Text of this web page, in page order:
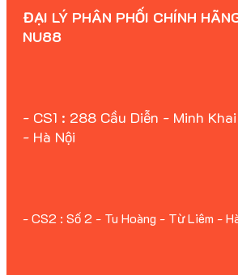
ĐẠI LÝ PHÂN PHỐI CHÍNH
NU88
- CS1 : 288 Cầu Diễn - Minh
- Hà Nội
- CS2 : Số 2 - Tu Hoàng - Từ Liêm -